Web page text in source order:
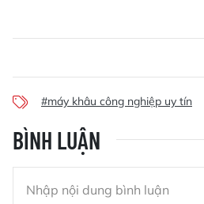
#máy khâu công nghiệp uy tín
BÌNH LUẬN